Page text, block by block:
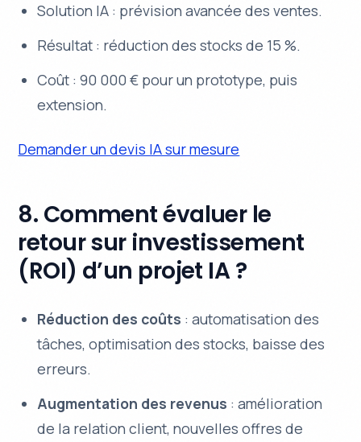
Solution IA : prévision avancée des ventes.
Résultat : réduction des stocks de 15 %.
Coût : 90 000 € pour un prototype, puis
extension.
Demander un devis IA sur mesure
8. Comment évaluer le
retour sur investissement
(ROI) d’un projet IA ?
Réduction des coûts : automatisation des
tâches, optimisation des stocks, baisse des
erreurs.
Augmentation des revenus : amélioration
de la relation client, nouvelles offres de